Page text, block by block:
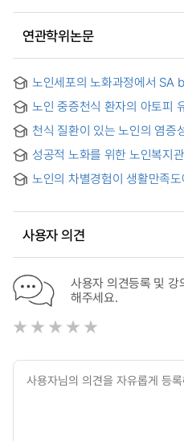
연관학위논문
노인세포의 노화과정에서
activity and lysosomes
노인 중증천식 환자의 아토피
천식 질환이 있는 노인의 염증
immune regulatory T cells
성공적 노화를 위한 노인복지
Improve Lifelong Learning
노인의 차별경험이 생활만족
사용자 의견
사용자 의견등록 및
해주세요.